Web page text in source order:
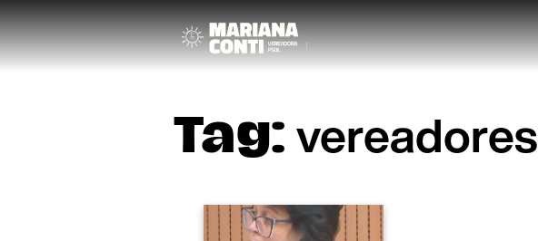
Tag: vereadores